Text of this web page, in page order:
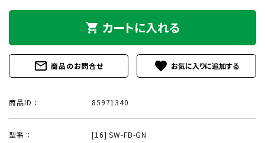
shopping_cart カートに入れる
mail_outline 商品のお問合せ favorite
商品ID ： 85971340
型番 ： [16] SW-FB-GN